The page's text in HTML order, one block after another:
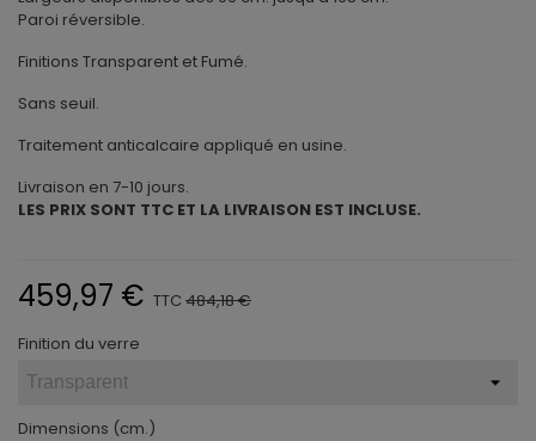
Paroi réversible.
Finitions Transparent et Fumé.
Sans seuil.
Traitement anticalcaire appliqué en usine.
Livraison en 7-10 jours.
LES PRIX SONT TTC ET LA LIVRAISON EST INCLUSE.
459,97 € TTC 484,18 €
Finition du verre
Dimensions (cm.)